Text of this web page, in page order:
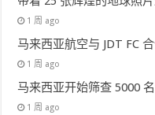
1 周 ago
马来西亚航空与 JDT FC
1 周 ago
马来西亚开始筛查 5000
1 周 ago